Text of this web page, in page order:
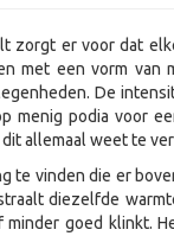
zorgt er voor dat
met een vorm van
De
menig podia voor
allemaal weet te
te vinden die er
diezelfde
goed klinkt.